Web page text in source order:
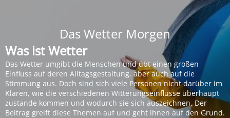
Das Wetter Morgen
Was ist Wetter
Das Wetter umgibt die Menschen und übt einen großen
Einfluss auf deren Alltagsgestaltung, aber auch auf die
Stimmung aus. Doch sind sich viele Personen nicht darüber im
Klaren, wie die verschiedenen Witterungseinflüsse überhaupt
zustande kommen und wodurch sie sich auszeichnen. Der
Beitrag greift diese Themen auf und geht ihnen auf den Grund.